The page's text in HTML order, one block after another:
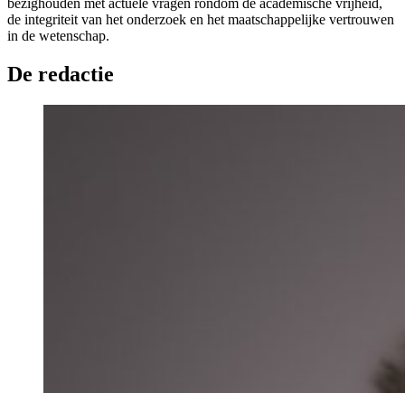
bezighouden met actuele vragen rondom de academische vrijheid,
de integriteit van het onderzoek en het maatschappelijke vertrouwen
in de wetenschap.
De redactie